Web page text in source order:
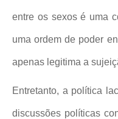
entre os sexos é uma
uma ordem de poder
apenas legitima a
Entretanto, a política
discussões políticas